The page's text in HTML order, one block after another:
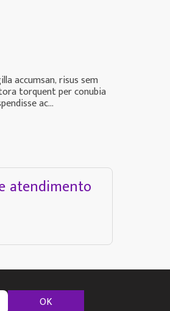
accumsan, risus sem
torquent per conubia
ac...
atendimento
OK